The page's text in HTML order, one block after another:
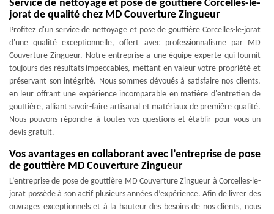
Service de nettoyage et pose de gouttière Corcelles-le-
jorat de qualité chez MD Couverture Zingueur
Profitez d'un service de nettoyage et pose de gouttière Corcelles-le-jorat
d'une qualité exceptionnelle, offert avec professionnalisme par MD
Couverture Zingueur. Notre entreprise a une équipe experte qui fournit
toujours des résultats impeccables, mettant en valeur votre propriété et
préservant son intégrité. Nous sommes dévoués à satisfaire nos clients,
en leur offrant une expérience incomparable en matière d'entretien de
gouttière, alliant savoir-faire artisanal et matériaux de première qualité.
Nous pouvons répondre à toutes vos questions et établir pour vous un
devis gratuit.
Vos avantages en collaborant avec l’entreprise de pose
de gouttière MD Couverture Zingueur
L’entreprise de pose de gouttière MD Couverture Zingueur à Corcelles-le-
jorat possède à son actif plusieurs années d’expérience. Afin de livrer des
ouvrages exceptionnels et à la hauteur des besoins de nos clients, nous